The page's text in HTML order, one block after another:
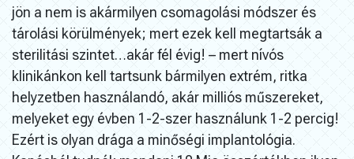
jön a nem is akármilyen csomagolási módszer és
tárolási körülmények; mert ezek kell megtartsák a
sterilitási szintet…akár fél évig! – mert nívós
klinikánkon kell tartsunk bármilyen extrém, ritka
helyzetben használandó, akár milliós műszereket,
melyeket egy évben 1-2-szer használunk 1-2 percig!
Ezért is olyan drága a minőségi implantológia.